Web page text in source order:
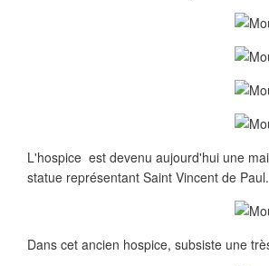
L'hospice est devenu aujourd'hui une
statue représentant Saint Vincent de Paul.
Dans cet ancien hospice, subsiste une